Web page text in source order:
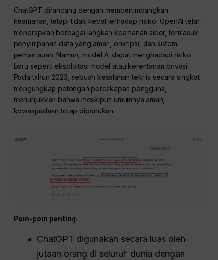
ChatGPT dirancang dengan mempertimbangkan
keamanan, tetapi tidak kebal terhadap risiko. OpenAI telah
menerapkan berbagai langkah keamanan siber, termasuk
penyimpanan data yang aman, enkripsi, dan sistem
pemantauan. Namun, model AI dapat menghadapi risiko
baru seperti eksploitasi model atau kerentanan privasi.
Pada tahun 2023, sebuah kesalahan teknis secara singkat
mengungkap potongan percakapan pengguna,
menunjukkan bahwa meskipun umumnya aman,
kewaspadaan tetap diperlukan.
Poin-poin penting:
ChatGPT digunakan secara luas oleh
jutaan orang di seluruh dunia dengan